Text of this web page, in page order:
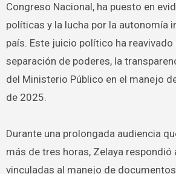
Congreso Nacional, ha puesto en
políticas y la lucha por la autonomía
país. Este juicio político ha
separación de poderes, la
del Ministerio Público en el manejo
de 2025.
Durante una prolongada audiencia
más de tres horas, Zelaya respondió
vinculadas al manejo de